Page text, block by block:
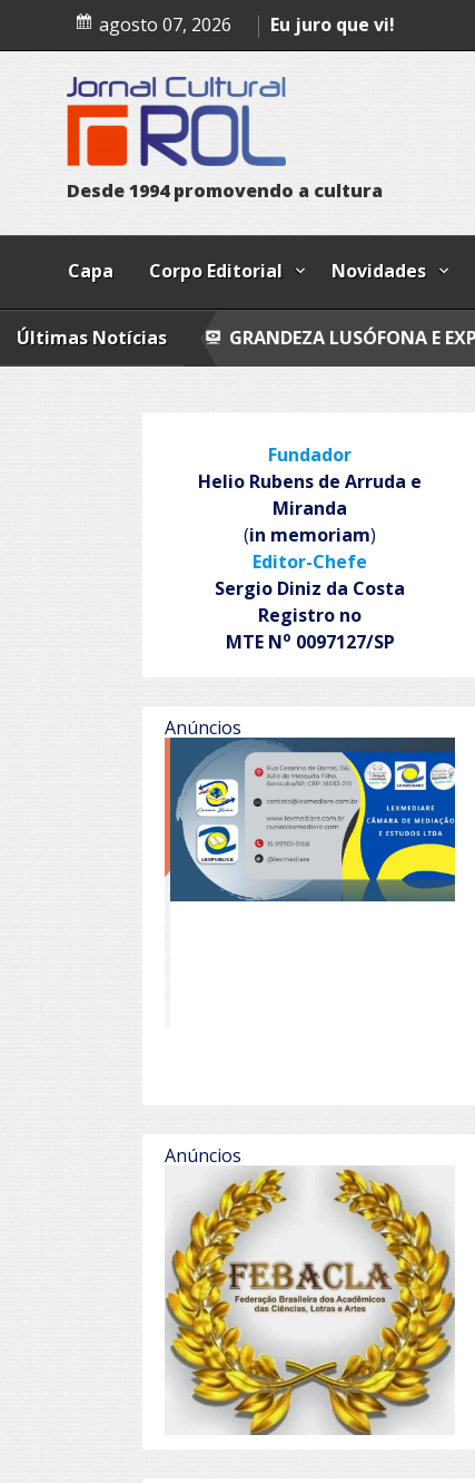
content
agosto 07, 2026
Fly fishing
Eu juro que vi!
Epitafio
Desde1994 promovendo a cultura
Capa Corpo Editorial Novidades
Últimas NotíciasGRANDEZA LUSÓFONA E EXPO-POEMAS
Fundador
Helio Rubens de Arruda e
Miranda
(in memoriam)
Editor-Chefe
Sergio Diniz da Costa
Registro no
MTE No 0097127/SP
Anúncios
Anúncios